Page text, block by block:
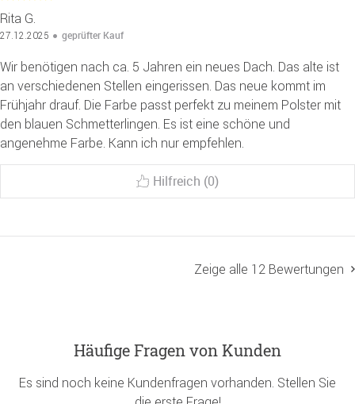
Rita G.
27.12.2025 geprüfter Kauf
Wir benötigen nach ca. 5 Jahren ein neues Dach. Das alte ist
an verschiedenen Stellen eingerissen. Das neue kommt im
Frühjahr drauf. Die Farbe passt perfekt zu meinem Polster mit
den blauen Schmetterlingen. Es ist eine schöne und
angenehme Farbe. Kann ich nur empfehlen.
Hilfreich (0)
Zeige alle 12 Bewertungen
Häufige Fragen von Kunden
Es sind noch keine Kundenfragen vorhanden. Stellen Sie